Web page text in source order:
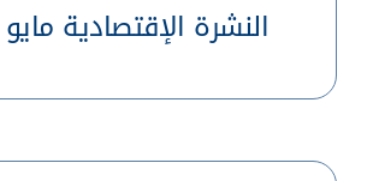
النشرة الإقتصادية مايو 2026